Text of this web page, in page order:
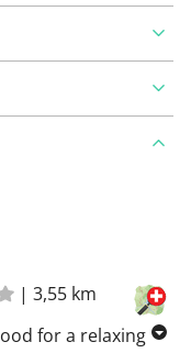
|3,55 km
for a relaxing